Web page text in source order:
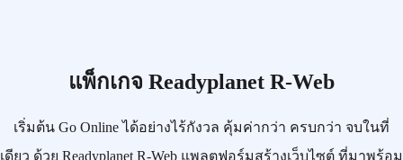
แพ็กเกจ Readyplanet R-Web
เริ่มต้น Go Onlineได้อย่างไร้กังวล คุ้มค่ากว่า ครบกว่า จบในที่
เดียว ด้วย Readyplanet R-Web แพลตฟอร์มสร้างเว็บไซต์ ที่มาพร้อม